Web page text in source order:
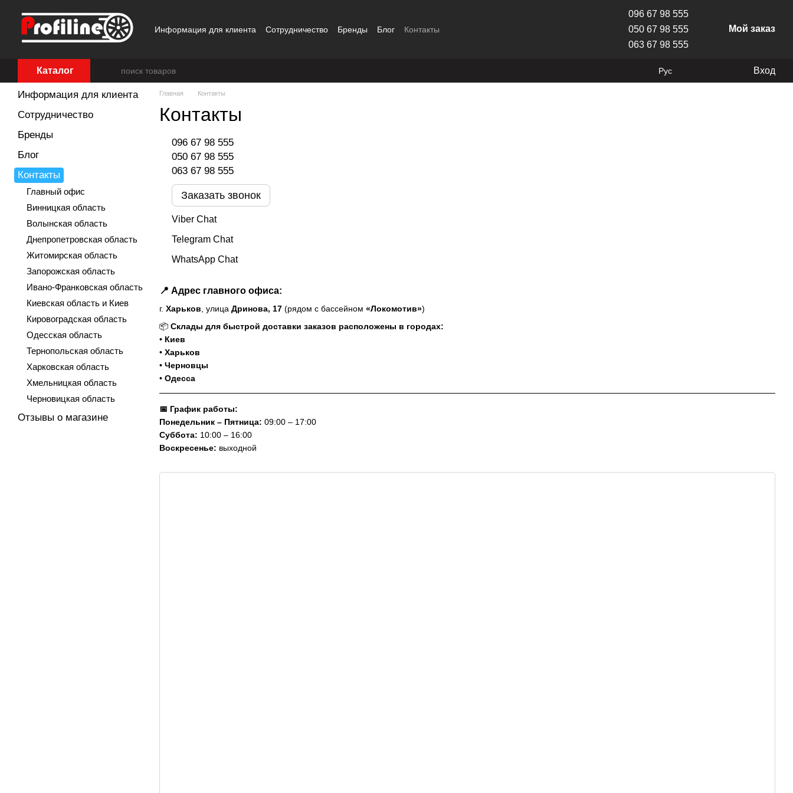
Информация для клиента Сотрудничество Бренды Блог
Контакты
096 67 98 555
050 67 98 555
063 67 98 555
Мой заказ
Каталог Рус Вход
Главная Контакты
Контакты
096 67 98 555
050 67 98 555
063 67 98 555
Заказать звонок
Viber Chat
Telegram Chat
WhatsApp Chat
📍 Адрес главного офиса:
г. Харьков , улица Дринова, 17 (рядом с бассейном «Локомотив»)
📦 Склады для быстрой доставки заказов расположены в городах:
• Киев
• Харьков
• Черновцы
• Одесса
📅 График работы:
Понедельник – Пятница: 09:00 – 17:00
Суббота: 10:00 – 16:00
Воскресенье: выходной
Информация для клиента
Сотрудничество
Бренды
Блог
Контакты
Главный офис
Винницкая область
Волынская область
Днепропетровская область
Житомирская область
Запорожская область
Ивано-Франковская область
Киевская область и Киев
Кировоградская область
Одесская область
Тернопольская область
Харковская область
Хмельницкая область
Черновицкая область
Отзывы о магазине